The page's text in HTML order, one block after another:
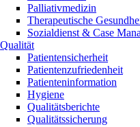
Palliativmedizin
Therapeutische
Sozialdienst & Case
Qualität
Patientensicherheit
Patientenzufriedenheit
Patienteninformation
Hygiene
Qualitätsberichte
Qualitätssicherung